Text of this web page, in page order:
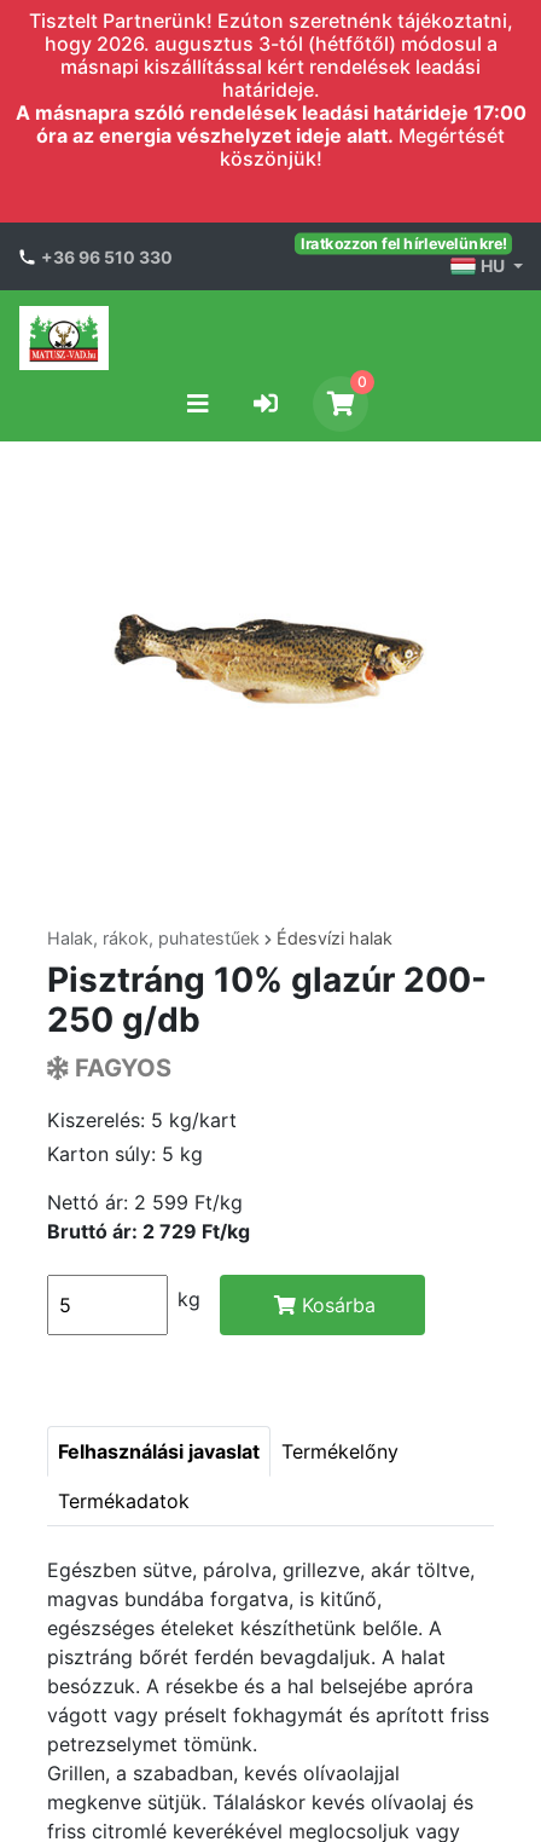
Tisztelt Partnerünk! Ezúton szeretnénk tájékoztatni,
hogy 2026. augusztus 3-tól (hétfőtől) módosul a
másnapi kiszállítással kért rendelések leadási
határideje.
A másnapra szóló rendelések leadási határideje 17:00
óra az energia vészhelyzet ideje alatt. Megértését
köszönjük!
+36 96 510 330
Iratkozzon fel hírlevelünkre!
HU
0
Halak, rákok, puhatestűek Édesvízi halak
Pisztráng 10% glazúr 200-
250 g/db
FAGYOS
Kiszerelés: 5 kg/kart
Karton súly: 5 kg
Nettó ár: 2 599 Ft/kg
Bruttó ár: 2 729 Ft/kg
kg Kosárba
Felhasználási javaslat Termékelőny
Termékadatok
Egészben sütve, párolva, grillezve, akár töltve,
magvas bundába forgatva, is kitűnő,
egészséges ételeket készíthetünk belőle. A
pisztráng bőrét ferdén bevagdaljuk. A halat
besózzuk. A résekbe és a hal belsejébe apróra
vágott vagy préselt fokhagymát és aprított friss
petrezselymet tömünk.
Grillen, a szabadban, kevés olívaolajjal
megkenve sütjük. Tálaláskor kevés olívaolaj és
friss citromlé keverékével meglocsoljuk vagy